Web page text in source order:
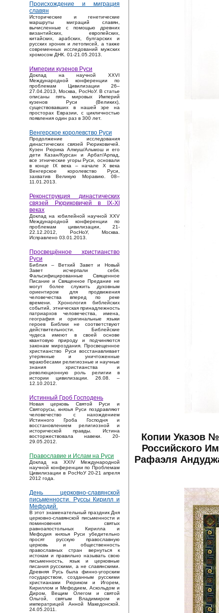
Происхождение и миграция
славян
Исторические и генетические
маршруты миграций славян,
вычисленные с помощью древних
византийских, европейских,
китайских, арабских, булгарских и
русских хроник и летописей, а также
современных исследований мужских
хромосом ДНК. 01-21.05.2013.
Империи кузенов Руси
Доклад на научной XXVI
Международной конференции по
проблемам Цивилизации 26–
27.04.2013, Москва, РосНоУ. В статье
описаны пять мировых Империй
кузенов Руси (Великих),
существовавших в нашей эре на
просторах Евразии, с цикличностью
появления один раз в 300 лет.
Венгерское королевство Руси
Продолжение исследования
династических связей Рюриковичей.
Кузен Рюрика Алмуш/Альмош и его
дети Казан/Курсан и Арбат/Арпад,
все этнические угоры Руси, основали
в конце IX века – начале X века
Венгерское королевство Руси,
захватив Великую Моравию. 08–
11.01.2013.
Реконструкция династических
связей Рюриковичей в IX-XI
веках
Доклад на юбилейной научной XXV
Международной конференции по
проблемам цивилизации, 21-
22.12.2012, РосНоУ, Москва.
Исправлено 03.01.2013.
Просвещённое христианство
Руси
Библия – Ветхий Завет и Новый
Завет исчерпали себя.
Фальсифицированные Священное
Писание и Священное Предание не
могут более служить духовным
ориентиром для продвижения
человечества вперед по реке
времени. Хронология библейских
событий, этническая принадлежность
патриархов человечества, имена,
география и оригинальные языки
героев Библии не соответствуют
действительности. Библейские
чудеса имеют в своей основе
квантовую природу и подчиняются
законам мироздания. Просвещенное
христианство Руси восстанавливает
утерянные и уничтоженные
мракобесами религиозные и научные
знания христианства и
революционную роль религии в
истории цивилизации. 26.08. –
12.10.2012.
Истинный Гроб Господень
Новая церковь Святой Руси и
Святорусы, князья Руси поздравляют
человечество с нахождением
Истинного Гроба Господня и
восстановлением религиозной и
исторической правды. Истина
восторжествовала навеки. 20-
29.05.2012.
Православие и Ислам на Руси
Доклад на XXIV Международной
научной конференции по Проблемам
Цивилизации в РосНоУ 20-21 апреля
2012 года.
День церковно-славянской
письменности. Руссы Кирилл и
Мефодий.
В этот знаменательный праздник Дня
церковно-славянской письменности и
поминовения святых
равноапостольных Кирилла и
Мефодия князья Руси убедительно
просят русскую православную
церковь и общественность
православных стран вернуться к
истокам и правильно называть свою
письменность, язык и церковные
писания русскими, а не славянскими.
Древняя Русь была финно-угорским
государством, созданным русскими
христианами Рюриком и Игорем,
Кириллом и Мефодием, Аскольдом и
Диром, Вещим Олегом и святой
Ольгой, святым Владимиром и
императрицей Анной Македонской.
24.05.2011.
Копии Указов
Российского
Рафаэля